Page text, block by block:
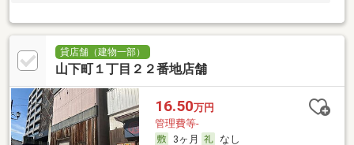
貸店舗（建物一部）
山下町１丁目２２番地店舗
16.50万円
管理費等-
3ヶ月
なし